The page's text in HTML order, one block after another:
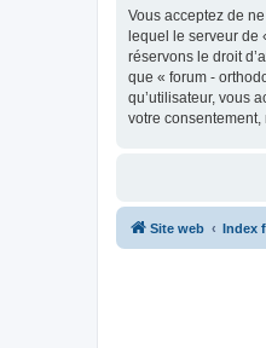
Vous acceptez de
lequel le serveur de
réservons le droit
que « forum -
qu’utilisateur, vous
votre
Site web Index